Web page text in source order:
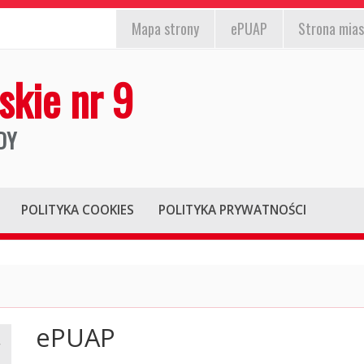
EPUAP,
miasta,
mapa
strony
Mapa strony ePUAP Strona
nr 9
POLITYKA COOKIES POLITYKA PRYWATNOŚCI
Główna
treść
ePUAP